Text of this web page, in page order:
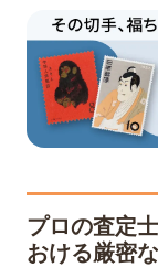
プロの査定
おける厳密